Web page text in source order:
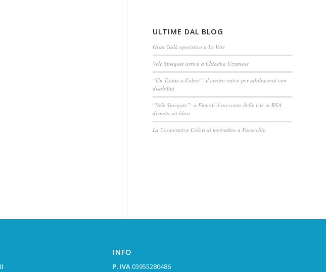
ULTIME DAL BLOG
Gran Galà operistico a Le Vele
Vele Spiegate arriva a Chiesina Uzzanese
“Un’Estate a Colori”, il centro estivo per adolescenti con
disabilità
“Vele Spiegate”: a Empoli il racconto delle vite in RSA
diventa un libro
La Cooperativa Colori al mercatino a Fucecchio
INFO
P. IVA03955280486